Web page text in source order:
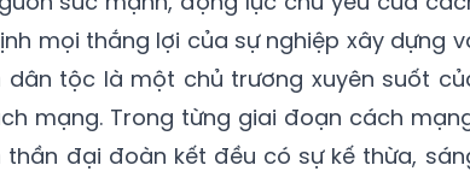
mọi thắng lợi của sự nghiệp xây dựng
tộc là một chủ trương xuyên suốt
mạng. Trong từng giai đoạn cách
đại đoàn kết đều có sự kế thừa,